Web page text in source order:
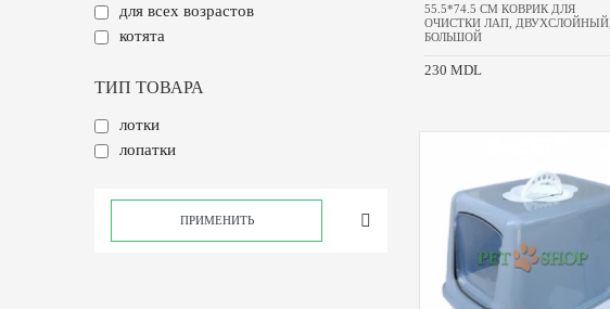
для всех возрастов
котята
ТИП ТОВАРА
лотки
лопатки
ПРИМЕНИТЬ
55.5*74.5 CM КОВРИК ДЛЯ
ОЧИСТКИ ЛАП, ДВУХСЛОЙНЫЙ,
БОЛЬШОЙ
230 MDL